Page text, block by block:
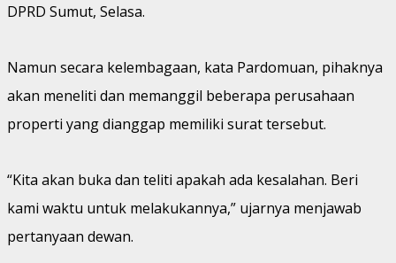
DPRD Sumut, Selasa.
Namun secara kelembagaan, kata Pardomuan, pihaknya
akan meneliti dan memanggil beberapa perusahaan
properti yang dianggap memiliki surat tersebut.
“Kita akan buka dan teliti apakah ada kesalahan. Beri
kami waktu untuk melakukannya,” ujarnya menjawab
pertanyaan dewan.